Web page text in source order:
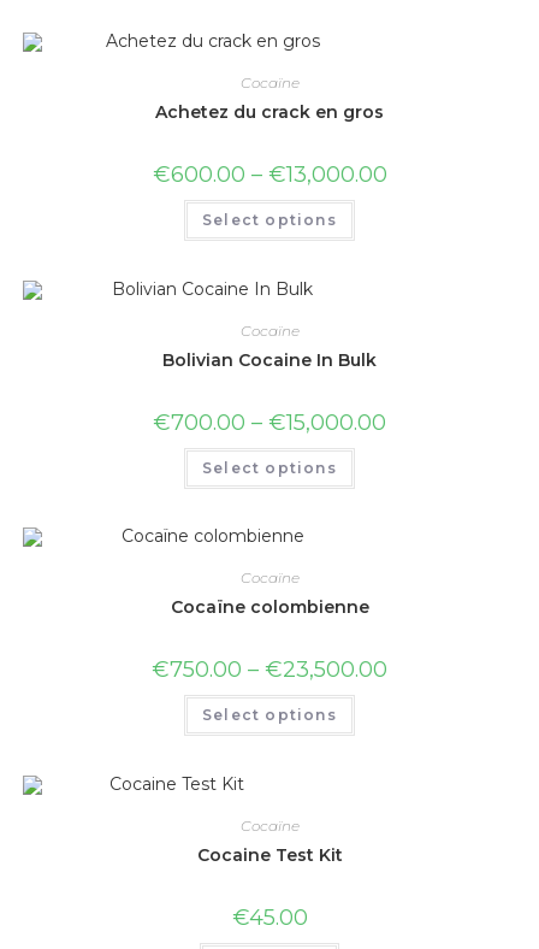
Cocaïne
Achetez du crack en gros
€600.00 – €13,000.00
Select options
Cocaïne
Bolivian Cocaine In Bulk
€700.00 – €15,000.00
Select options
Cocaïne
Cocaïne colombienne
€750.00 – €23,500.00
Select options
Cocaïne
Cocaine Test Kit
€45.00